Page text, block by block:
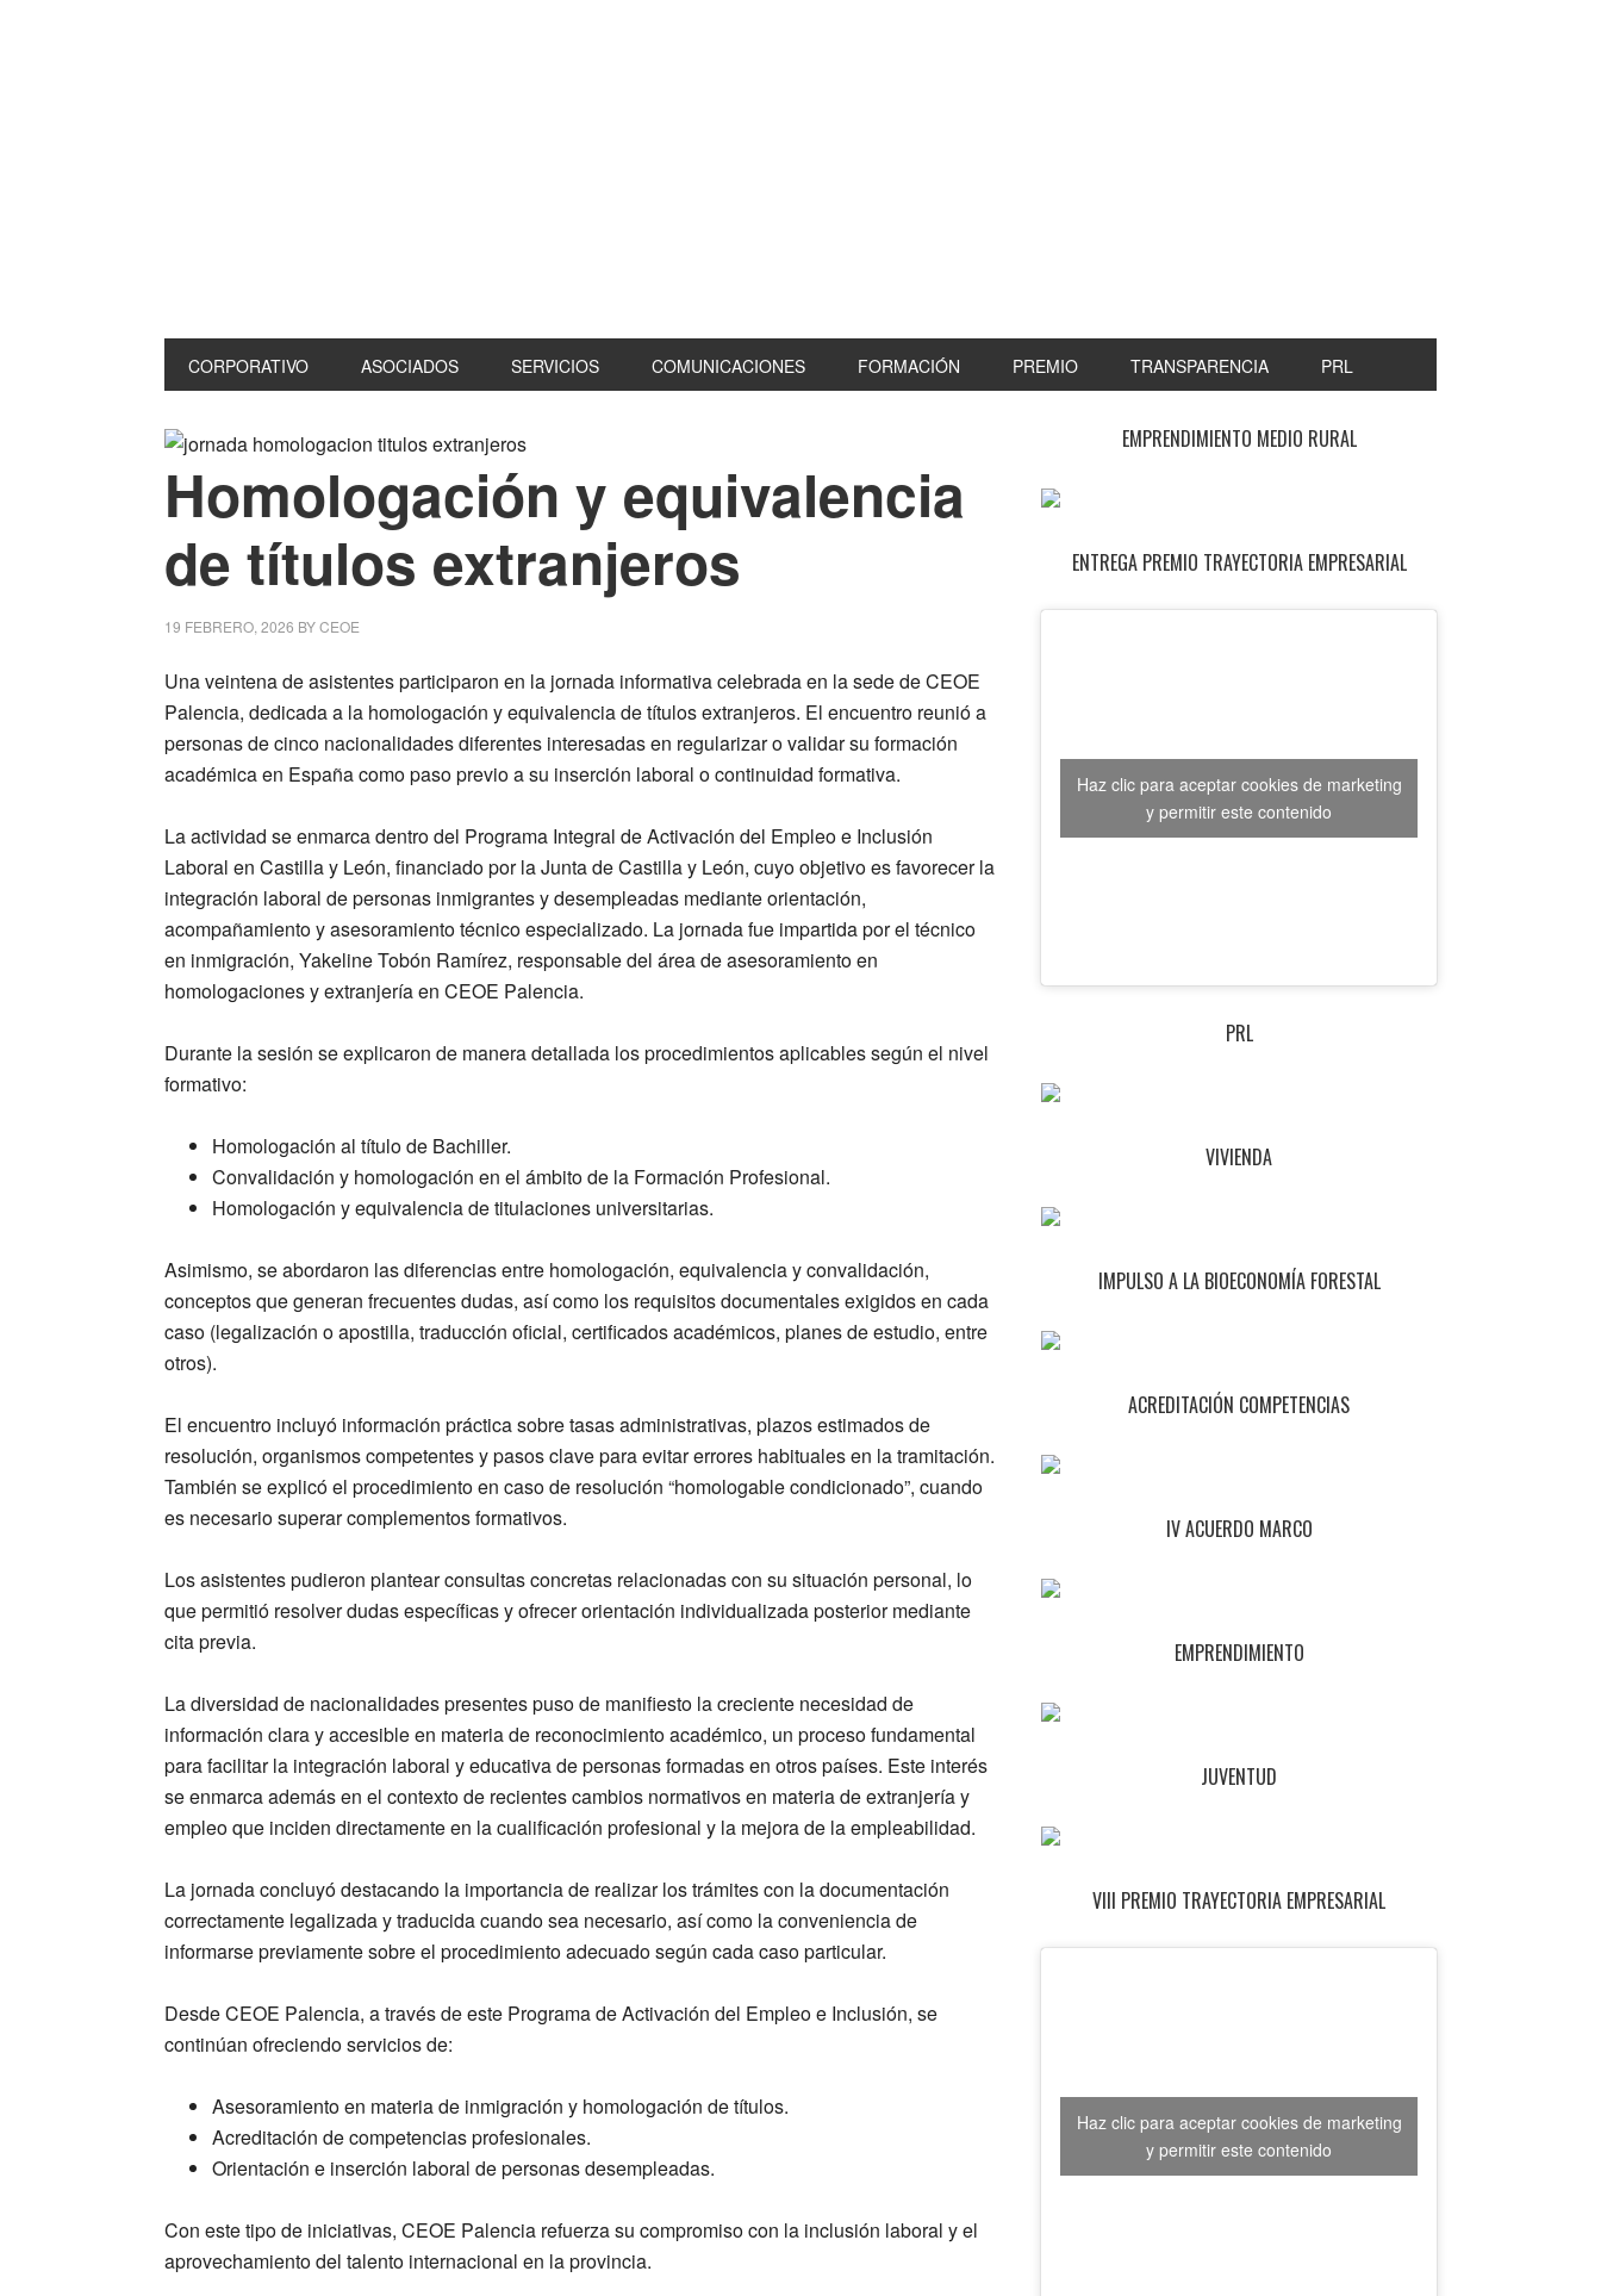
CORPORATIVO ASOCIADOS SERVICIOS COMUNICACIONES FORMACIÓN PREMIO TRANSPARENCIA PRL
Homologación y equivalencia
de títulos extranjeros
19 FEBRERO, 2026 BYCEOE
Una veintena de asistentes participaron en la jornada informativa celebrada en la sede de CEOE
Palencia, dedicada a la homologación y equivalencia de títulos extranjeros. El encuentro reunió a
personas de cinco nacionalidades diferentes interesadas en regularizar o validar su formación
académica en España como paso previo a su inserción laboral o continuidad formativa.
La actividad se enmarca dentro del Programa Integral de Activación del Empleo e Inclusión
Laboral en Castilla y León, financiado por la Junta de Castilla y León, cuyo objetivo es favorecer la
integración laboral de personas inmigrantes y desempleadas mediante orientación,
acompañamiento y asesoramiento técnico especializado. La jornada fue impartida por el técnico
en inmigración, Yakeline Tobón Ramírez, responsable del área de asesoramiento en
homologaciones y extranjería en CEOE Palencia.
Durante la sesión se explicaron de manera detallada los procedimientos aplicables según el nivel
formativo:
Homologación al título de Bachiller.
Convalidación y homologación en el ámbito de la Formación Profesional.
Homologación y equivalencia de titulaciones universitarias.
Asimismo, se abordaron las diferencias entre homologación, equivalencia y convalidación,
conceptos que generan frecuentes dudas, así como los requisitos documentales exigidos en cada
caso (legalización o apostilla, traducción oficial, certificados académicos, planes de estudio, entre
otros).
El encuentro incluyó información práctica sobre tasas administrativas, plazos estimados de
resolución, organismos competentes y pasos clave para evitar errores habituales en la tramitación.
También se explicó el procedimiento en caso de resolución “homologable condicionado”, cuando
es necesario superar complementos formativos.
Los asistentes pudieron plantear consultas concretas relacionadas con su situación personal, lo
que permitió resolver dudas específicas y ofrecer orientación individualizada posterior mediante
cita previa.
La diversidad de nacionalidades presentes puso de manifiesto la creciente necesidad de
información clara y accesible en materia de reconocimiento académico, un proceso fundamental
para facilitar la integración laboral y educativa de personas formadas en otros países. Este interés
se enmarca además en el contexto de recientes cambios normativos en materia de extranjería y
empleo que inciden directamente en la cualificación profesional y la mejora de la empleabilidad.
La jornada concluyó destacando la importancia de realizar los trámites con la documentación
correctamente legalizada y traducida cuando sea necesario, así como la conveniencia de
informarse previamente sobre el procedimiento adecuado según cada caso particular.
Desde CEOE Palencia, a través de este Programa de Activación del Empleo e Inclusión, se
continúan ofreciendo servicios de:
Asesoramiento en materia de inmigración y homologación de títulos.
Acreditación de competencias profesionales.
Orientación e inserción laboral de personas desempleadas.
Con este tipo de iniciativas, CEOE Palencia refuerza su compromiso con la inclusión laboral y el
aprovechamiento del talento internacional en la provincia.
EMPRENDIMIENTO MEDIO RURAL
ENTREGA PREMIO TRAYECTORIA EMPRESARIAL
Haz clic para aceptar cookies de marketing
y permitir este contenido
PRL
VIVIENDA
IMPULSO A LA BIOECONOMÍA FORESTAL
ACREDITACIÓN COMPETENCIAS
IV ACUERDO MARCO
EMPRENDIMIENTO
JUVENTUD
VIII PREMIO TRAYECTORIA EMPRESARIAL
Haz clic para aceptar cookies de marketing
y permitir este contenido